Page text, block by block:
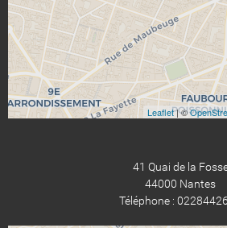
Leaflet| ©
41 Quai de la
44000 Nantes
Téléphone :